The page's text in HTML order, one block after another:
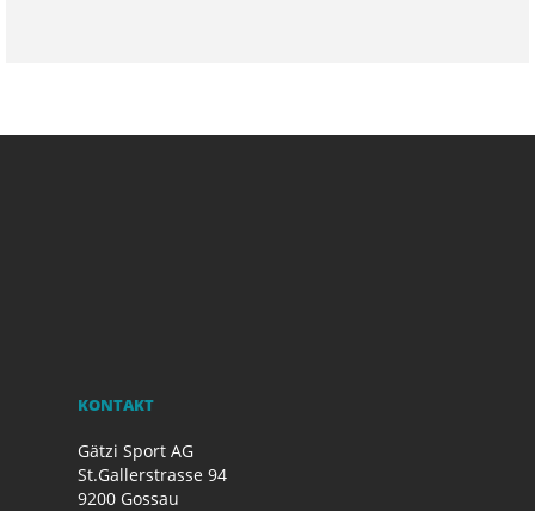
KONTAKT
Gätzi Sport AG
St.Gallerstrasse 94
9200 Gossau